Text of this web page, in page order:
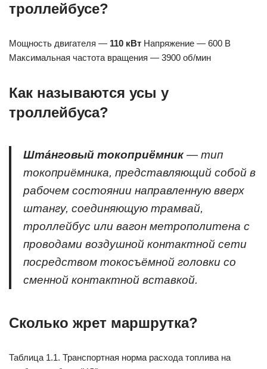
троллейбусе?
Мощность двигателя — 110 кВт Напряжение — 600 В
Максимальная частота вращения — 3900 об/мин
Как называются усы у
троллейбуса?
Шта́нговый токоприёмник— тип
токоприёмника, представляющий собой в
рабочем состоянии направленную вверх
штангу, соединяющую трамвай,
троллейбус или вагон метрополитена с
проводами воздушной контактной сети
посредством токосъёмной головки со
сменной контактной вставкой.
Сколько жрет маршрутка?
Таблица 1.1. Транспортная норма расхода топлива на